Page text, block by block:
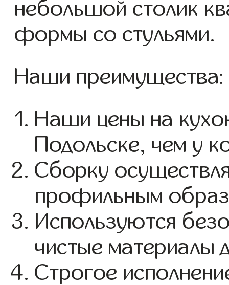
небольшой столик
формы со стульями.
Наши преимущества:
Наши цены на
Подольске, чем у
Сборку
профильным
Используются
чистые материалы
Строгое